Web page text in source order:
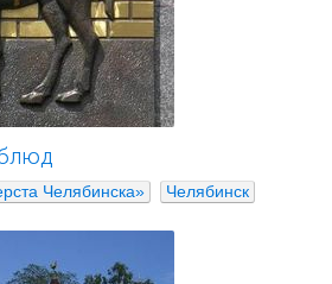
Челябинска» Челябинск